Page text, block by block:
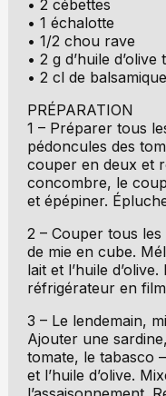
• 2 cébettes
• 1 échalotte
• 1/2 chou rave
• 2 g d’huile d’olive
• 2 cl de
PRÉPARATION
1 – Préparer tous
pédoncules des
couper en deux et
concombre, le
et épépiner.
2 – Couper tous
de mie en cube.
lait et l’huile
réfrigérateur en
3 – Le lendemain,
Ajouter une
tomate, le tabasco
et l’huile d’olive.